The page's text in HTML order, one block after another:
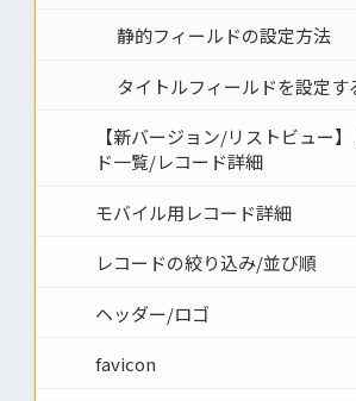
静的フィールドの設定方法
タイトルフィールドを設定す
【新バージョン/リストビュー
ド一覧/レコード詳細
モバイル用レコード詳細
レコードの絞り込み/並び順
ヘッダー/ロゴ
favicon